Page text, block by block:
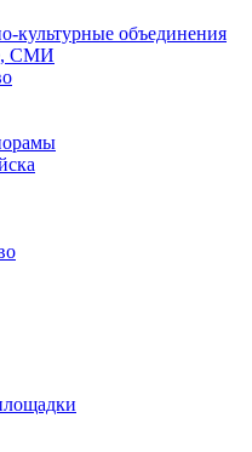
культурные объединения
СМИ